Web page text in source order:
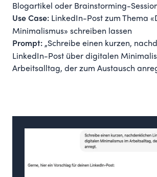
Blogartikel oder Brainstorming-
Use Case: LinkedIn-Post zum Thema
Minimalismus» schreiben lassen
Prompt: „Schreibe einen kurzen,
LinkedIn-Post über digitalen
Arbeitsalltag, der zum Austausch